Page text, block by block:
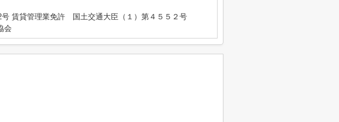
号 賃貸管理業免許 国土交通大臣（１）第４５５２号
会